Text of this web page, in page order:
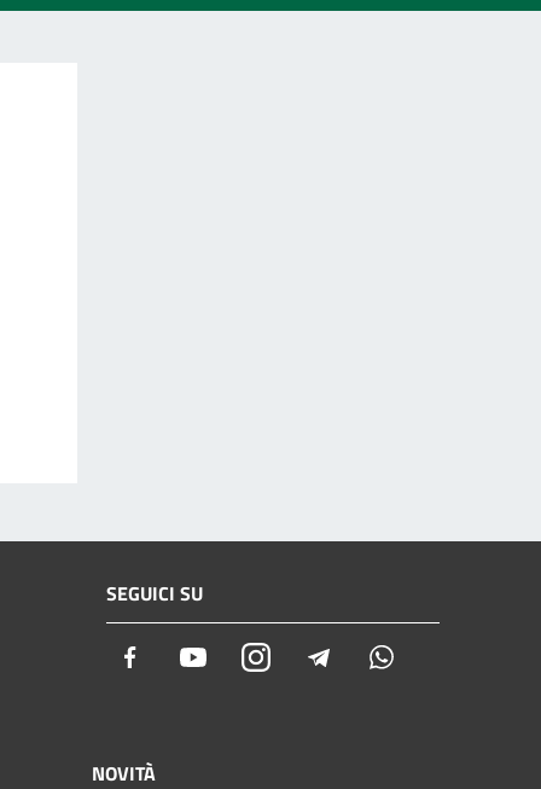
SEGUICI SU
Facebook YoutubeInstagramTelegram
NOVITÀ